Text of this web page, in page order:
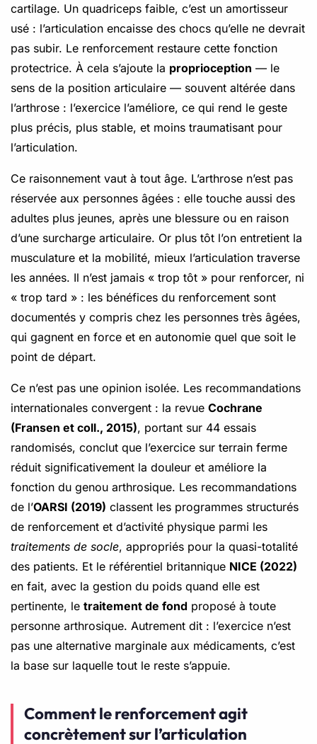
cartilage. Un quadriceps faible, c’est un amortisseur
usé : l’articulation encaisse des chocs qu’elle ne devrait
pas subir. Le renforcement restaure cette fonction
protectrice. À cela s’ajoute la proprioception — le
sens de la position articulaire — souvent altérée dans
l’arthrose : l’exercice l’améliore, ce qui rend le geste
plus précis, plus stable, et moins traumatisant pour
l’articulation.
Ce raisonnement vaut à tout âge. L’arthrose n’est pas
réservée aux personnes âgées : elle touche aussi des
adultes plus jeunes, après une blessure ou en raison
d’une surcharge articulaire. Or plus tôt l’on entretient la
musculature et la mobilité, mieux l’articulation traverse
les années. Il n’est jamais « trop tôt » pour renforcer, ni
« trop tard » : les bénéfices du renforcement sont
documentés y compris chez les personnes très âgées,
qui gagnent en force et en autonomie quel que soit le
point de départ.
Ce n’est pas une opinion isolée. Les recommandations
internationales convergent : la revue Cochrane
(Fransen et coll., 2015), portant sur 44 essais
randomisés, conclut que l’exercice sur terrain ferme
réduit significativement la douleur et améliore la
fonction du genou arthrosique. Les recommandations
de l’OARSI (2019) classent les programmes structurés
de renforcement et d’activité physique parmi les
traitements de socle, appropriés pour la quasi-totalité
des patients. Et le référentiel britannique NICE (2022)
en fait, avec la gestion du poids quand elle est
pertinente, le traitement de fond proposé à toute
personne arthrosique. Autrement dit : l’exercice n’est
pas une alternative marginale aux médicaments, c’est
la base sur laquelle tout le reste s’appuie.
Comment le renforcement agit
concrètement sur l’articulation